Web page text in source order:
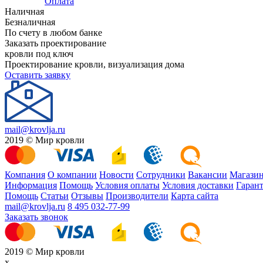
Наличная
Безналичная
По счету в любом банке
Заказать проектирование
кровли под ключ
Проектирование кровли, визуализация дома
Оставить заявку
mail@krovlja.ru
2019 © Мир кровли
Компания О компании Новости Сотрудники Вакансии
Информация Помощь Условия оплаты Условия доставки
Помощь Статьи Отзывы Производители Карта сайта
mail@krovlja.ru 8 495 032-77-99
Заказать звонок
2019 © Мир кровли